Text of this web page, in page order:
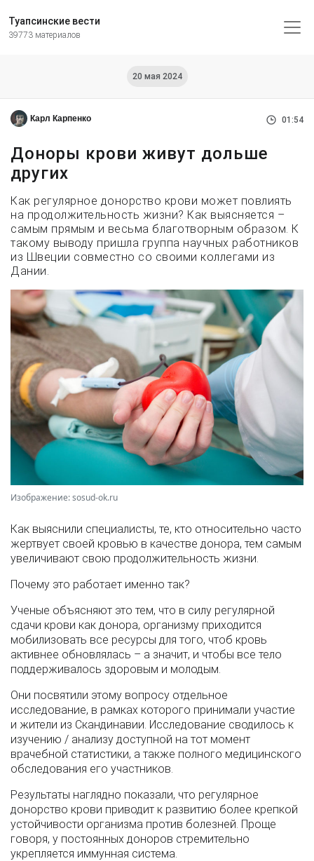
Туапсинские вести
39773 материалов
20 мая 2024
Карл Карпенко 01:54
Доноры крови живут дольше
других
Как регулярное донорство крови может повлиять
на продолжительность жизни? Как выясняется –
самым прямым и весьма благотворным образом. К
такому выводу пришла группа научных работников
из Швеции совместно со своими коллегами из
Дании.
Изображение: sosud-ok.ru
Как выяснили специалисты, те, кто относительно часто
жертвует своей кровью в качестве донора, тем самым
увеличивают свою продолжительность жизни.
Почему это работает именно так?
Ученые объясняют это тем, что в силу регулярной
сдачи крови как донора, организму приходится
мобилизовать все ресурсы для того, чтоб кровь
активнее обновлялась – а значит, и чтобы все тело
поддерживалось здоровым и молодым.
Они посвятили этому вопросу отдельное
исследование, в рамках которого принимали участие
и жители из Скандинавии. Исследование сводилось к
изучению / анализу доступной на тот момент
врачебной статистики, а также полного медицинского
обследования его участников.
Результаты наглядно показали, что регулярное
донорство крови приводит к развитию более крепкой
устойчивости организма против болезней. Проще
говоря, у постоянных доноров стремительно
укрепляется иммунная система.